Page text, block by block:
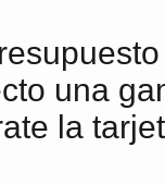
una
la